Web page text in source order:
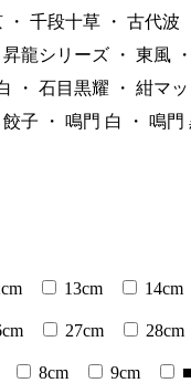
・ 千段十草 ・ 古代波
昇龍シリーズ ・ 東風 ・
・ 石目黒耀 ・ 紺マッ
餃子 ・ 鳴門 白 ・ 鳴門
13cm 14cm
27cm 28cm
8cm 9cm